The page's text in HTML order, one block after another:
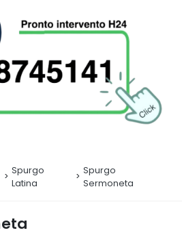
Spurgo
Latina
Spurgo
Sermoneta